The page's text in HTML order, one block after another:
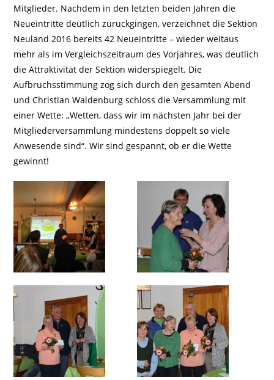
Mitglieder. Nachdem in den letzten beiden Jahren die
Neueintritte deutlich zurückgingen, verzeichnet die Sektion
Neuland 2016 bereits 42 Neueintritte – wieder weitaus
mehr als im Vergleichszeitraum des Vorjahres, was deutlich
die Attraktivität der Sektion widerspiegelt. Die
Aufbruchsstimmung zog sich durch den gesamten Abend
und Christian Waldenburg schloss die Versammlung mit
einer Wette: „Wetten, dass wir im nächsten Jahr bei der
Mitgliederversammlung mindestens doppelt so viele
Anwesende sind“. Wir sind gespannt, ob er die Wette
gewinnt!